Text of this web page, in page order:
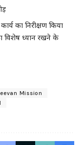
का निरीक्षण किया
विशेष ध्यान रखने के
Mission